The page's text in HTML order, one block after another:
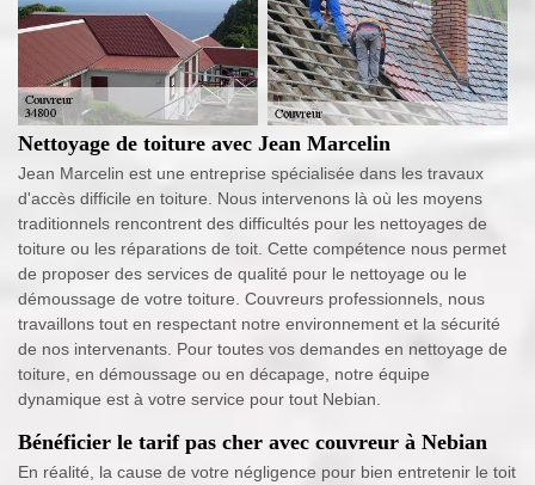
Nettoyage de toiture avec Jean Marcelin
Jean Marcelin est une entreprise spécialisée dans les travaux
d'accès difficile en toiture. Nous intervenons là où les moyens
traditionnels rencontrent des difficultés pour les nettoyages de
toiture ou les réparations de toit. Cette compétence nous permet
de proposer des services de qualité pour le nettoyage ou le
démoussage de votre toiture. Couvreurs professionnels, nous
travaillons tout en respectant notre environnement et la sécurité
de nos intervenants. Pour toutes vos demandes en nettoyage de
toiture, en démoussage ou en décapage, notre équipe
dynamique est à votre service pour tout Nebian.
Bénéficier le tarif pas cher avec couvreur à Nebian
En réalité, la cause de votre négligence pour bien entretenir le toit